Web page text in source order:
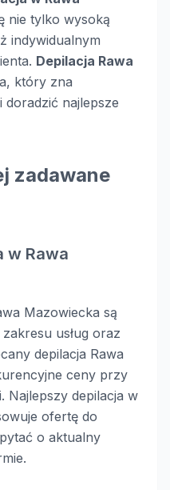
nie tylko wysoką
indywidualnym
Depilacja Rawa
który zna
najlepsze
zadawane
w Rawa
Mazowiecka są
usług oraz
depilacja Rawa
ceny przy
Najlepszy depilacja w
ofertę do
o aktualny